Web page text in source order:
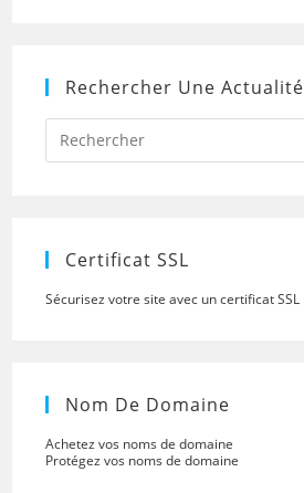
Rechercher Une Actualité
Certificat SSL
Sécurisez votre site avec un certificat SSL
Nom De Domaine
Achetez vos noms de domaine
Protégez vos noms de domaine